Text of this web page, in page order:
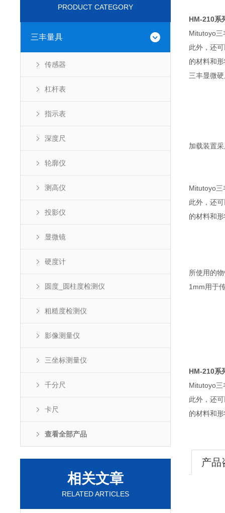
PRODUCT CATEGORY
三丰量具
传感器
杠杆表
指示表
深度尺
轮廓仪
测高仪
投影仪
显微镜
硬度计
圆度_圆柱度检测仪
粗糙度检测仪
影像测量仪
三坐标测量仪
千分尺
卡尺
查看全部产品
相关文章
RELATED ARTICLES
HM-210系
Mitutoyo
此外，还
的材料和
三丰显微
加载装置
Mitutoyo
此外，还
的材料和
所使用的
1mm用于
HM-210系
Mitutoyo
此外，还
的材料和
产品